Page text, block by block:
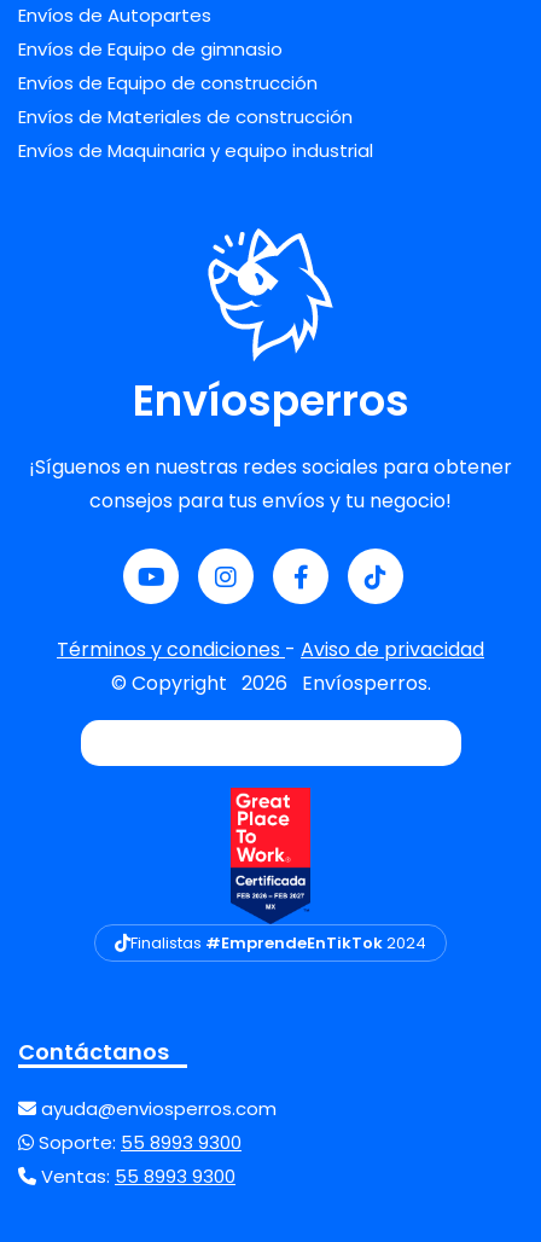
Envíos de Autopartes
Envíos de Equipo de gimnasio
Envíos de Equipo de construcción
Envíos de Materiales de construcción
Envíos de Maquinaria y equipo industrial
Envíosperros
¡Síguenos en nuestras redes sociales para obtener
consejos para tus envíos y tu negocio!
Términos y condiciones - Aviso de privacidad
© Copyright 2026 Envíosperros.
Finalistas #EmprendeEnTikTok2024
Contáctanos
ayuda@enviosperros.com
Soporte: 55 8993 9300
Ventas: 55 8993 9300